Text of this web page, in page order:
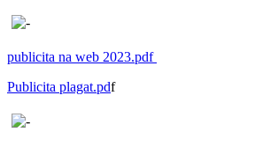
publicita na web 2023.pdf
Publicita plagat.pdf